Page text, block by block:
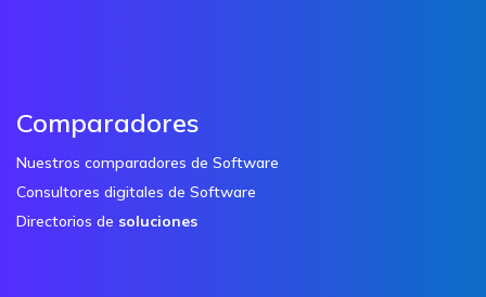
Comparadores
Nuestros comparadores de Software
Consultores digitales de Software
Directorios de soluciones